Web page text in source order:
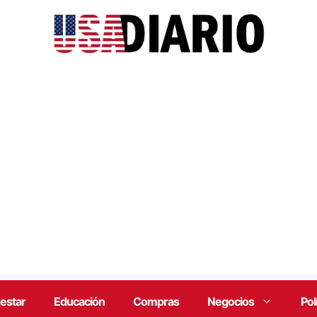
Educación Compras Negocios